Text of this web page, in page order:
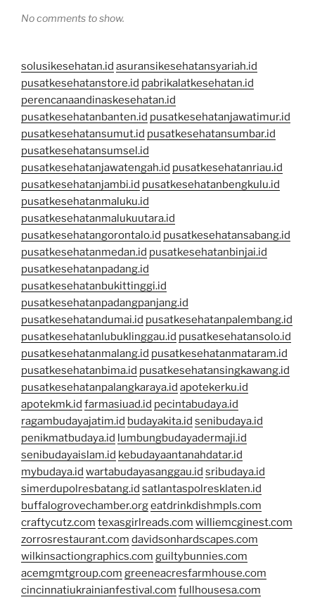
No comments to show.
solusikesehatan.id asuransikesehatansyariah.id
pusatkesehatanstore.id pabrikalatkesehatan.id
perencanaandinaskesehatan.id
pusatkesehatanbanten.id pusatkesehatanjawatimur.id
pusatkesehatansumut.id pusatkesehatansumbar.id
pusatkesehatansumsel.id
pusatkesehatanjawatengah.id pusatkesehatanriau.id
pusatkesehatanjambi.id pusatkesehatanbengkulu.id
pusatkesehatanmaluku.id
pusatkesehatanmalukuutara.id
pusatkesehatangorontalo.id pusatkesehatansabang.id
pusatkesehatanmedan.id pusatkesehatanbinjai.id
pusatkesehatanpadang.id
pusatkesehatanbukittinggi.id
pusatkesehatanpadangpanjang.id
pusatkesehatandumai.id pusatkesehatanpalembang.id
pusatkesehatanlubuklinggau.id pusatkesehatansolo.id
pusatkesehatanmalang.id pusatkesehatanmataram.id
pusatkesehatanbima.id pusatkesehatansingkawang.id
pusatkesehatanpalangkaraya.id apotekerku.id
apotekmk.id farmasiuad.id pecintabudaya.id
ragambudayajatim.id budayakita.id senibudaya.id
penikmatbudaya.id lumbungbudayadermaji.id
senibudayaislam.id kebudayaantanahdatar.id
mybudaya.id wartabudayasanggau.id sribudaya.id
simerdupolresbatang.id satlantaspolresklaten.id
buffalogrovechamber.orgeatdrinkdishmpls.com
craftycutz.com texasgirlreads.com williemcginest.com
zorrosrestaurant.com davidsonhardscapes.com
wilkinsactiongraphics.com guiltybunnies.com
acemgmtgroup.com greeneacresfarmhouse.com
cincinnatiukrainianfestival.com fullhousesa.com